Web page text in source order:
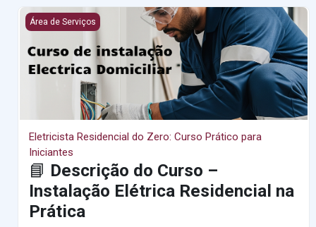
Eletricista Residencial do Zero: Curso Prático para Iniciantes
Área de Serviços
Eletricista Residencial do Zero: Curso Prático para
Iniciantes
📘 Descrição do Curso –
Instalação Elétrica Residencial na
Prática